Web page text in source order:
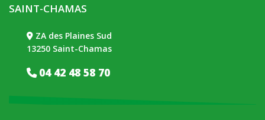
SAINT-CHAMAS
ZA des Plaines Sud
13250 Saint-Chamas
04 42 48 58 70